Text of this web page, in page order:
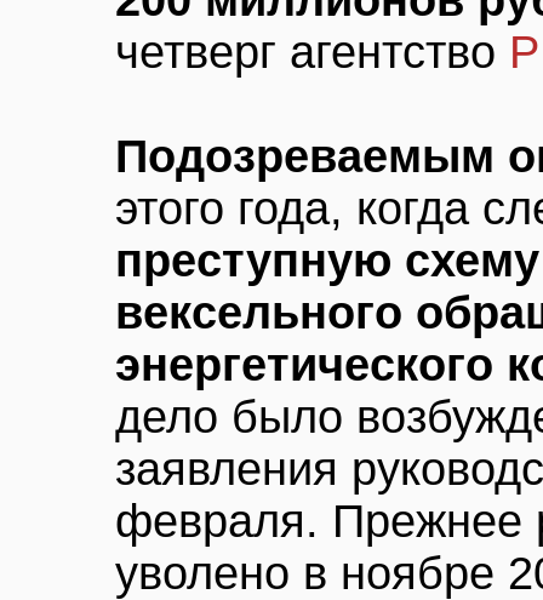
четверг агентство
Подозреваемым
этого года, когда
преступную
вексельного
энергетического
дело было
заявления
февраля. Прежнее
уволено в ноябре